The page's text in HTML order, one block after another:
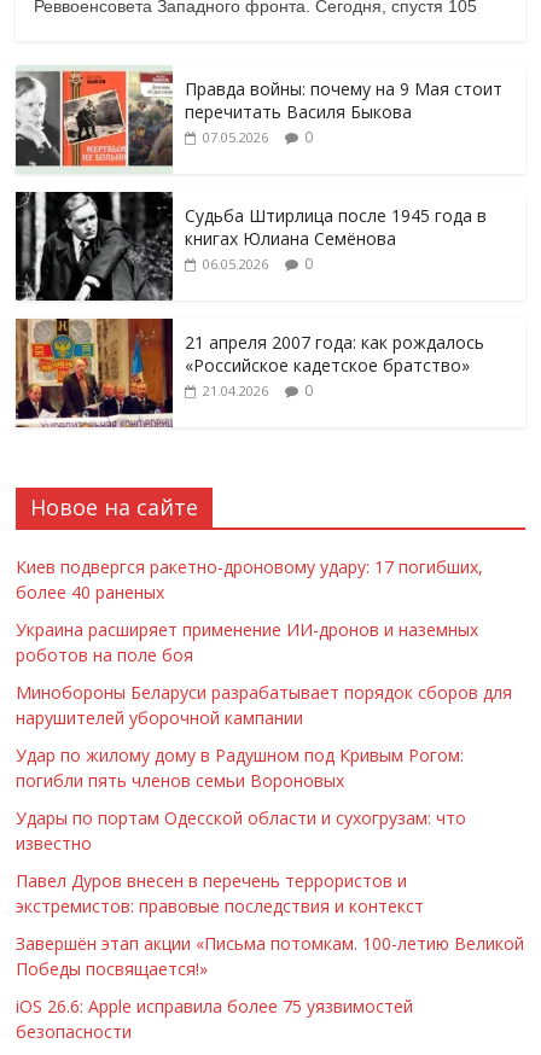
Реввоенсовета Западного фронта. Сегодня, спустя 105
Правда войны: почему на 9 Мая стоит
перечитать Василя Быкова
07.05.2026 0
Судьба Штирлица после 1945 года в
книгах Юлиана Семёнова
06.05.2026 0
21 апреля 2007 года: как рождалось
«Российское кадетское братство»
21.04.2026 0
Новое на сайте
Киев подвергся ракетно-дроновому удару: 17 погибших,
более 40 раненых
Украина расширяет применение ИИ-дронов и наземных
роботов на поле боя
Минобороны Беларуси разрабатывает порядок сборов для
нарушителей уборочной кампании
Удар по жилому дому в Радушном под Кривым Рогом:
погибли пять членов семьи Вороновых
Удары по портам Одесской области и сухогрузам: что
известно
Павел Дуров внесен в перечень террористов и
экстремистов: правовые последствия и контекст
Завершён этап акции «Письма потомкам. 100-летию Великой
Победы посвящается!»
iOS 26.6: Apple исправила более 75 уязвимостей
безопасности